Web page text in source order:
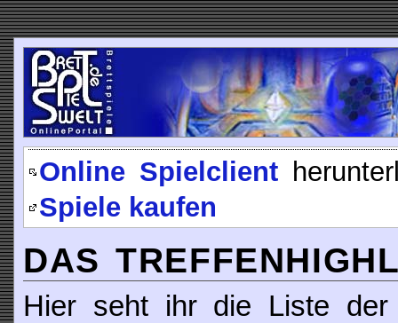
Online Spielclient
Spiele kaufen
DAS
Hier seht ihr die Liste